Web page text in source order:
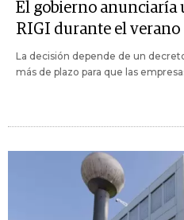
El gobierno anunciaría
RIGI durante el verano
La decisión depende de un
más de plazo para que las